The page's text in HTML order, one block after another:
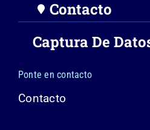
Contacto
Captura De
Ponte en contacto
Contacto